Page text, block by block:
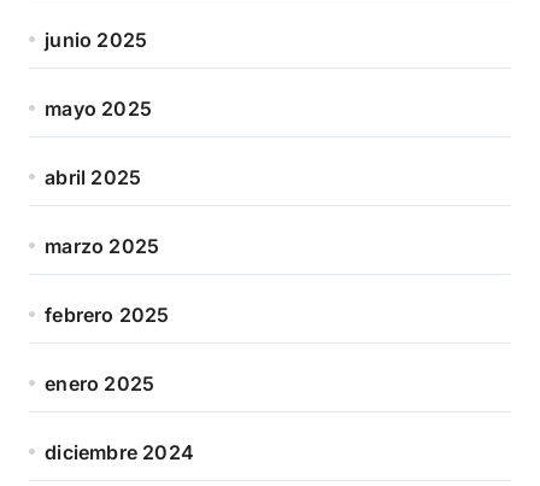
junio 2025
mayo 2025
abril 2025
marzo 2025
febrero 2025
enero 2025
diciembre 2024